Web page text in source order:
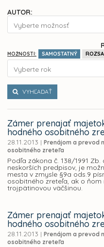
AUTOR:
Vyberte možnosť
MOŽNOSTI: SAMOSTATNÝ
Vyberte rok
VYHĽADAŤ
Zámer prenajať
hodného osobitného
28.11.2013 | Prenájom a prevod
osobitného zreteľa
Podľa zákona č. 138/1991
neskorších predpisov, je
mesta v zmysle §9a ods.9
osobitného zreteľa, ak o
trojpätinovou väčšinou.
Zámer prenajať
hodného osobitného
28.11.2013 | Prenájom a prevod
osobitného zreteľa